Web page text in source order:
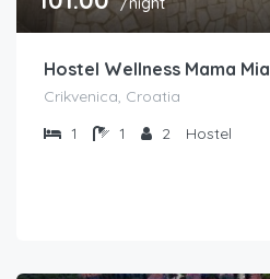
Hostel Wellness Mama Mia
Crikvenica, Croatia
1
1 2 Hostel